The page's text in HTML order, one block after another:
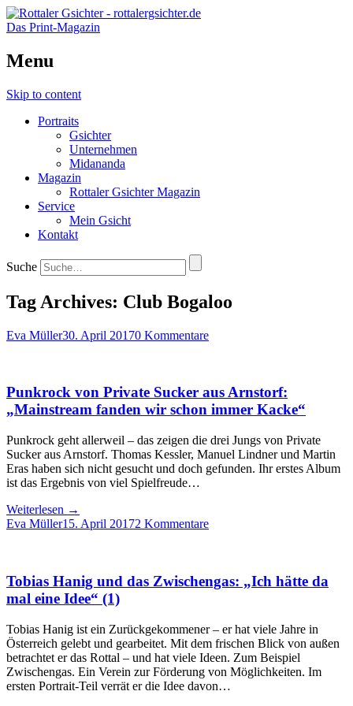
Das Print-Magazin
Menu
Skip to content
Portraits
Gsichter
Unternehmen
Midananda
Magazin
Rottaler Gsichter Magazin
Service
Mein Gsicht
Kontakt
Suche
Tag Archives: Club Bogaloo
Eva Müller30. April 20170 Kommentare
Punkrock von Private Sucker aus Arnstorf:
„Mainstream fanden wir schon immer Kacke“
Punkrock geht allerweil – das zeigen die drei Jungs von Private
Sucker aus Arnstorf. Thomas Kessler, Manuel Lindner und Martin
Eras haben sich nicht gesucht und doch gefunden. Ihr erstes Album
ist das Ergebnis von viel Spielfreude…
Weiterlesen →
Eva Müller15. April 20172 Kommentare
Tobias Hanig und das Zwischengas: „Ich hätte da
mal eine Idee“ (1)
Tobias Hanig ist ein Zurückgekommener – er hat viele Jahre in
Österreich gelebt und gearbeitet. Mit dem frischen Blick von außen
betrachtet er das Rottal – und hat viele Ideen. Zum Beispiel
Zwischengas. Ein Verein zur Förderung von Möglichkeiten. Im
ersten Portrait-Teil verrät er die Idee davon…